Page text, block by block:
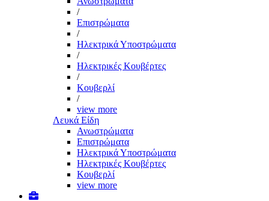
/
Επιστρώματα
/
Ηλεκτρικά Υποστρώματα
/
Ηλεκτρικές Κουβέρτες
/
Κουβερλί
/
view more
Λευκά Είδη
Ανωστρώματα
Επιστρώματα
Ηλεκτρικά Υποστρώματα
Ηλεκτρικές Κουβέρτες
Κουβερλί
view more